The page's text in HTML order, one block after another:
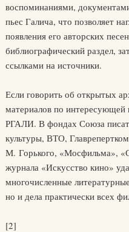
воспоминаниями,
пьес Галича, что позволяет
появления его авторских
библиографический раздел,
ссылками на источники.
Если говорить об открытых
материалов по интересующей
РГАЛИ. В фондах Союза
культуры, ВТО,
М. Горького, «Мосфильма»,
журнала «Искусство кино»
многочисленные
но и дела практически всех
[2]